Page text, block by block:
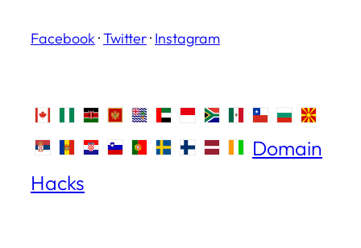
Facebook ·Twitter· Instagram
Domain
Hacks